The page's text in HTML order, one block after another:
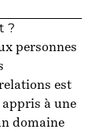
?
personnes
est
appris à une
domaine